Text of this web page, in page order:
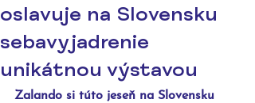
oslavuje na Slovensku
sebavyjadrenie
unikátnou výstavou
Zalando si túto jeseň na Slovensku